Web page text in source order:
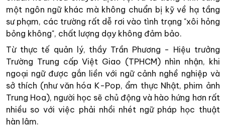
một ngôn ngữ khác mà không chuẩn bị kỹ về hạ tầng
sư phạm, các trường rất dễ rơi vào tình trạng "xôi hỏng
bỏng không", chất lượng dạy không đảm bảo.
Từ thực tế quản lý, thầy Trần Phương - Hiệu trưởng
Trường Trung cấp Việt Giao (TPHCM) nhìn nhận, khi
ngoại ngữ được gắn liền với ngữ cảnh nghề nghiệp và
sở thích (như văn hóa K-Pop, ẩm thực Nhật, phim ảnh
Trung Hoa), người học sẽ chủ động và hào hứng hơn rất
nhiều so với việc phải nhồi nhét ngữ pháp học thuật
hàn lâm.